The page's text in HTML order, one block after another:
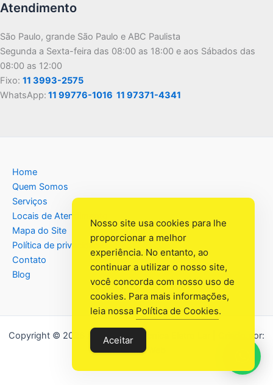
Atendimento
São Paulo, grande São Paulo e ABC Paulista
Segunda a Sexta-feira das 08:00 as 18:00 e aos Sábados das
08:00 as 12:00
Fixo: 11 3993-2575
WhatsApp: 11 99776-1016 11 97371-4341
Home
Quem Somos
Serviços
Locais de Atendimento
Mapa do Site
Política de privacidade
Contato
Blog
Copyright © 2026 Assistência Têcnica Eletro Lar | Criado por:
Industrial Web
Nosso site usa cookies para lhe
proporcionar a melhor
experiência. No entanto, ao
continuar a utilizar o nosso site,
você concorda com nosso uso de
cookies. Para mais informações,
leia nossa Política de Cookies.
Aceitar